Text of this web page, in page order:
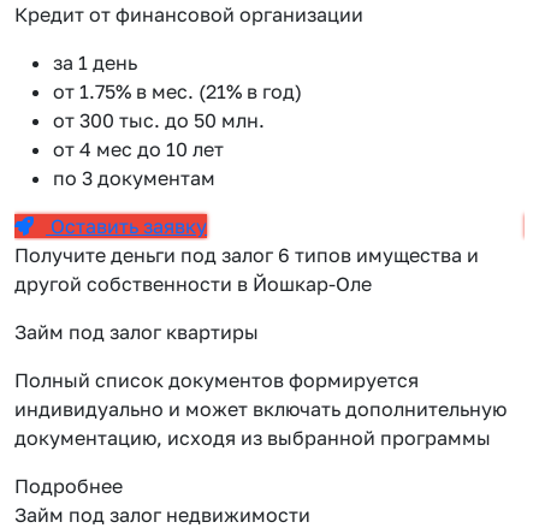
Кредит от финансовой организации
за 1 день
от 1.75% в мес. (21% в год)
от 300 тыс. до 50 млн.
от 4 мес до 10 лет
по 3 документам
Оставить заявку
Получите деньги под залог 6 типов имущества и
другой собственности в Йошкар-Оле
Займ под залог квартиры
Полный список документов формируется
индивидуально и может включать дополнительную
документацию, исходя из выбранной программы
Подробнее
Займ под залог недвижимости